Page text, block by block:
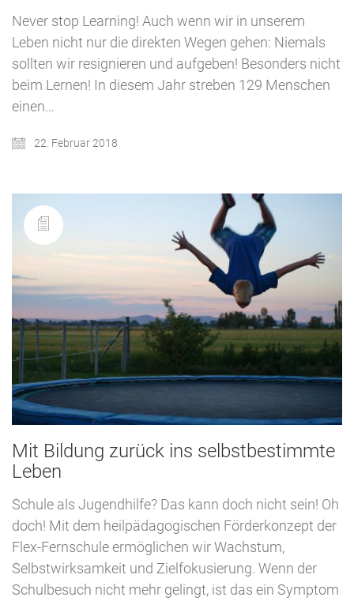
Never stop Learning! Auch wenn wir in unserem
Leben nicht nur die direkten Wegen gehen: Niemals
sollten wir resignieren und aufgeben! Besonders nicht
beim Lernen! In diesem Jahr streben 129 Menschen
einen…
22. Februar 2018
Mit Bildung zurück ins selbstbestimmte
Leben
Schule als Jugendhilfe? Das kann doch nicht sein! Oh
doch! Mit dem heilpädagogischen Förderkonzept der
Flex-Fernschule ermöglichen wir Wachstum,
Selbstwirksamkeit und Zielfokusierung. Wenn der
Schulbesuch nicht mehr gelingt, ist das ein Symptom